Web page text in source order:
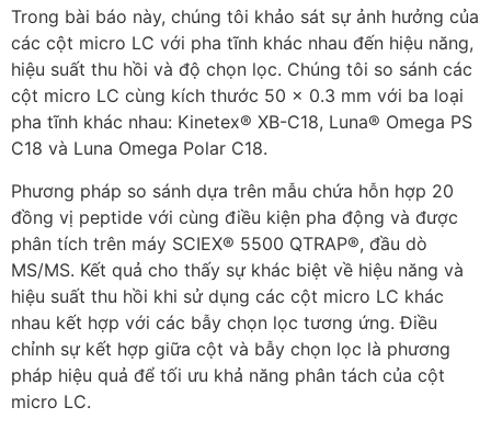
Trong bài báo này, chúng tôi khảo sát sự ảnh hưởng của
các cột micro LC với pha tĩnh khác nhau đến hiệu năng,
hiệu suất thu hồi và độ chọn lọc. Chúng tôi so sánh các
cột micro LC cùng kích thước 50 x 0.3 mm với ba loại
pha tĩnh khác nhau: Kinetex® XB-C18, Luna® Omega PS
C18 và Luna Omega Polar C18.
Phương pháp so sánh dựa trên mẫu chứa hỗn hợp 20
đồng vị peptide với cùng điều kiện pha động và được
phân tích trên máy SCIEX® 5500 QTRAP®, đầu dò
MS/MS. Kết quả cho thấy sự khác biệt về hiệu năng và
hiệu suất thu hồi khi sử dụng các cột micro LC khác
nhau kết hợp với các bẫy chọn lọc tương ứng. Điều
chỉnh sự kết hợp giữa cột và bẫy chọn lọc là phương
pháp hiệu quả để tối ưu khả năng phân tách của cột
micro LC.